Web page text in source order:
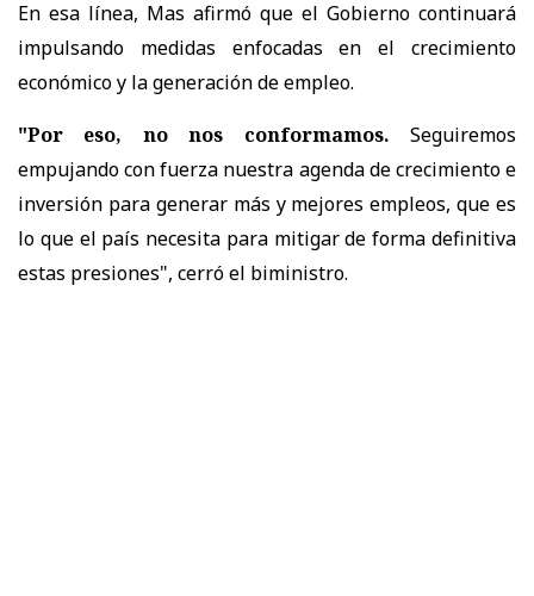
En esa línea, Mas afirmó que el Gobierno continuará
impulsando medidas enfocadas en el crecimiento
económico y la generación de empleo.
"Por eso, no nos conformamos. Seguiremos
empujando con fuerza nuestra agenda de crecimiento e
inversión para generar más y mejores empleos, que es
lo que el país necesita para mitigar de forma definitiva
estas presiones", cerró el biministro.